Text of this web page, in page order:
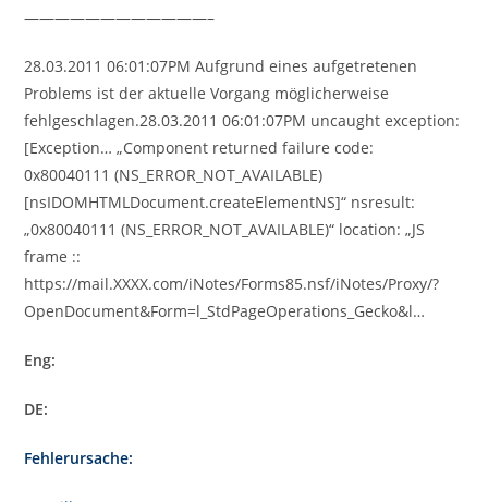
————————————–
28.03.2011 06:01:07PM Aufgrund eines aufgetretenen
Problems ist der aktuelle Vorgang möglicherweise
fehlgeschlagen.28.03.2011 06:01:07PM uncaught exception:
[Exception… „Component returned failure code:
0x80040111 (NS_ERROR_NOT_AVAILABLE)
[nsIDOMHTMLDocument.createElementNS]“ nsresult:
„0x80040111 (NS_ERROR_NOT_AVAILABLE)“ location: „JS
frame ::
https://mail.XXXX.com/iNotes/Forms85.nsf/iNotes/Proxy/?
OpenDocument&Form=l_StdPageOperations_Gecko&l…
Eng:
DE:
Fehlerursache: